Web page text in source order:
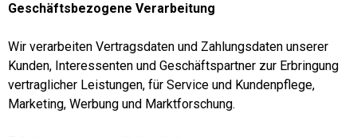
Geschäftsbezogene Verarbeitung
Wir verarbeiten Vertragsdaten und Zahlungsdaten unserer
Kunden, Interessenten und Geschäftspartner zur Erbringung
vertraglicher Leistungen, für Service und Kundenpflege,
Marketing, Werbung und Marktforschung.